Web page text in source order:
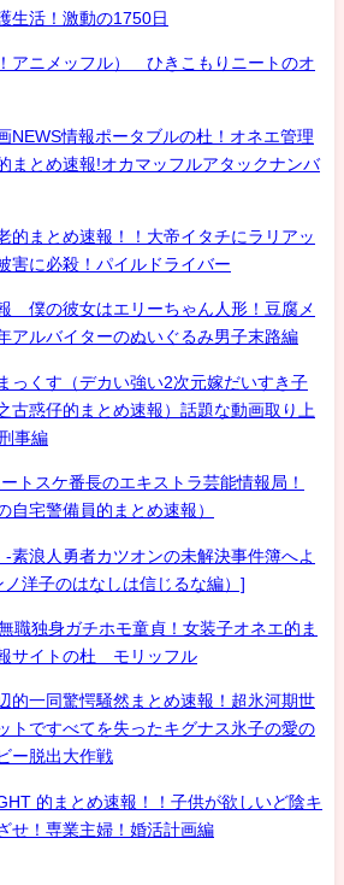
生活！激動の1750日
アニメッフル） ひきこもりニートのオ
NEWS情報ポータブルの杜！オネエ管理
まとめ速報!オカマッフルアタックナンバ
的まとめ速報！！大帝イタチにラリアッ
害に必殺！パイルドライバー
僕の彼女はエリーちゃん人形！豆腐メ
アルバイターのぬいぐるみ男子末路編
っくす（デカい強い2次元嫁だいすき子
古惑仔的まとめ速報）話題な動画取り上
事編
トスケ番長のエキストラ芸能情報局！
自宅警備員的まとめ速報）
素浪人勇者カツオンの未解決事件簿へよ
洋子のはなしは信じるな編）]
独身ガチホモ童貞！女装子オネエ的ま
サイトの杜 モリッフル
的一同驚愕騒然まとめ速報！超氷河期世
トですべてを失ったキグナス氷子の愛の
ー脱出大作戦
的まとめ速報！！子供が欲しいど陰キ
せ！専業主婦！婚活計画編